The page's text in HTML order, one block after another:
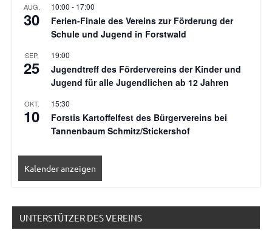
AUG.
30
10:00 - 17:00
Ferien-Finale des Vereins zur Förderung der
Schule und Jugend in Forstwald
SEP.
25
19:00
Jugendtreff des Fördervereins der Kinder und
Jugend für alle Jugendlichen ab 12 Jahren
OKT.
10
15:30
Forstis Kartoffelfest des Bürgervereins bei
Tannenbaum Schmitz/Stickershof
Kalender anzeigen
UNTERSTÜTZER DES VEREINS